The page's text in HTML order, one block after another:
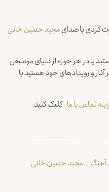
کردی با صدایمجید حسین خانی
یا در هر حوزه از دنیای موسیقی
آثار و رویدادهای خود هستید با
تماس با ما کلیک کنید
آهنگ مجید حسین خانی